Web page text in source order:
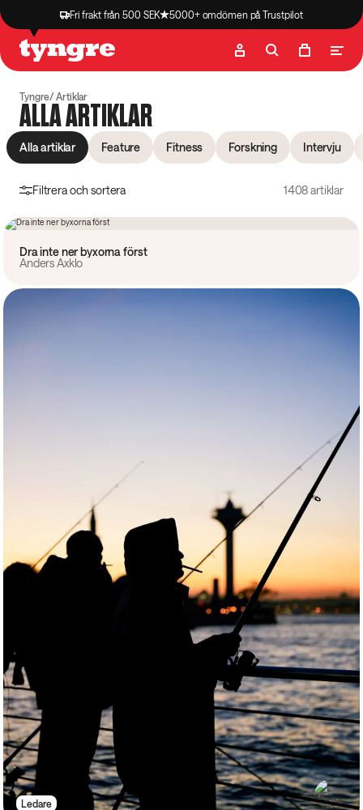
Fri frakt från 500 SEK 5000+ omdömen på Trustpilot
Butik Recept
Tyngre Artiklar
ALLA ARTIKLAR
Alla artiklar Feature Fitness Forskning Intervju
Filtrera och sortera 1408 artiklar
Dra inte ner byxorna först
Anders Axklo
Ledare